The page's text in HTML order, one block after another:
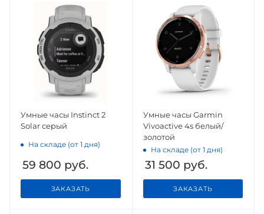
Умные часы Instinct 2
Solar серый
На складе (от 1 дня)
59 800 руб.
ЗАКАЗАТЬ
Умные часы Garmin
Vivoactive 4s белый/
золотой
На складе (от 1 дня)
31 500 руб.
ЗАКАЗАТЬ